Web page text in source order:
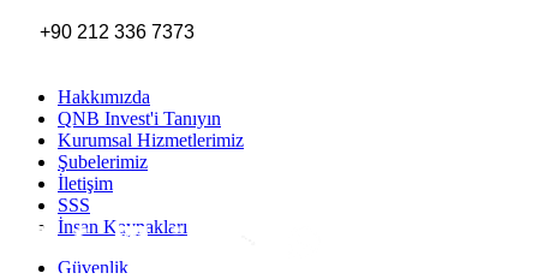
+90 212 336 7373
Hakkımızda
QNB Invest'i Tanıyın
Kurumsal Hizmetlerimiz
Şubelerimiz
İletişim
SSS
İnsan Kaynakları
Güvenlik
Link